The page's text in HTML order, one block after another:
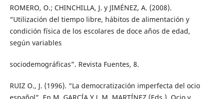
ROMERO, O.; CHINCHILLA, J. y JIMÉNEZ, A. (2008).
“Utilización del tiempo libre, hábitos de alimentación y
condición física de los escolares de doce años de edad,
según variables
sociodemográficas”. Revista Fuentes, 8.
RUIZ O., J. (1996). “La democratización imperfecta del ocio